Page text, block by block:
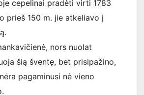
cepelinai pradėti virti 1783
prieš 150 m. jie atkeliavo į
nors nuolat
šią šventę, bet prisipažino,
pagaminusi nė vieno